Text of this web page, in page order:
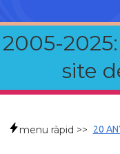
2005-
site
menu ràpid >> 20